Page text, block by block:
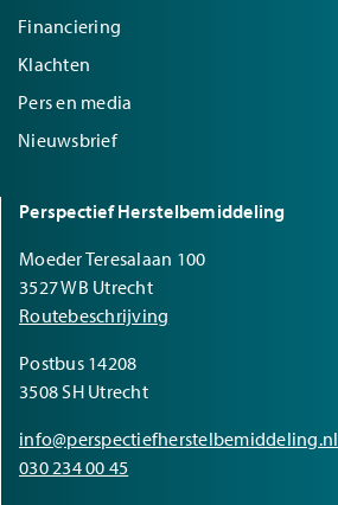
Financiering
Klachten
Pers en media
Nieuwsbrief
Perspectief Herstelbemiddeling
Moeder Teresalaan 100
3527 WB Utrecht
Routebeschrijving
Postbus 14208
3508 SH Utrecht
info@perspectiefherstelbemiddeling.nl
030 234 00 45